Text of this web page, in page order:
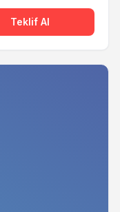
Teklif Al